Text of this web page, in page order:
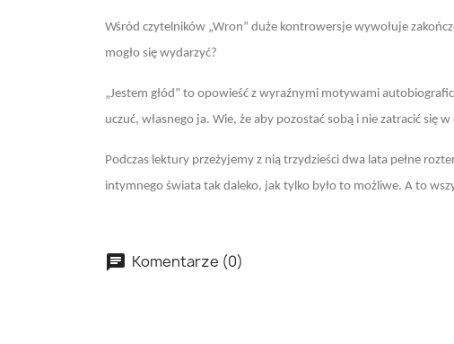
Wśród czytelników „Wron” duże kontrowersje wywołuje
mogło się wydarzyć?
„Jestem głód” to opowieść z wyraźnymi motywami
uczuć, własnego ja. Wie, że aby pozostać sobą i nie zatracić się
Podczas lektury przeżyjemy z nią trzydzieści dwa lata pełne
intymnego świata tak daleko, jak tylko było to możliwe. A to
Komentarze (0)